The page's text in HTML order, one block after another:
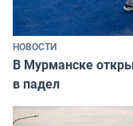
НОВОСТИ
В Мурманске
в падел